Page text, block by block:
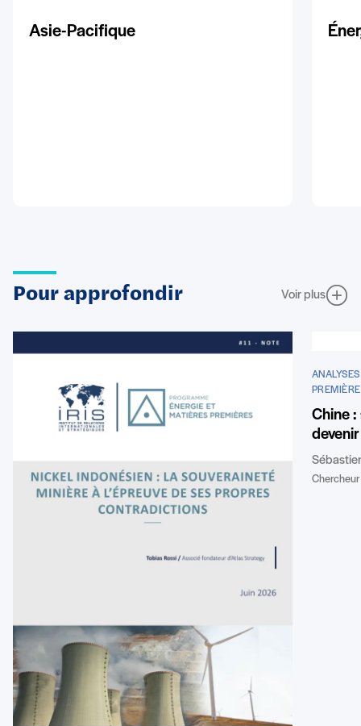
Asie-Pacifique
Pour approfondir Voir plus
Chine
devenir